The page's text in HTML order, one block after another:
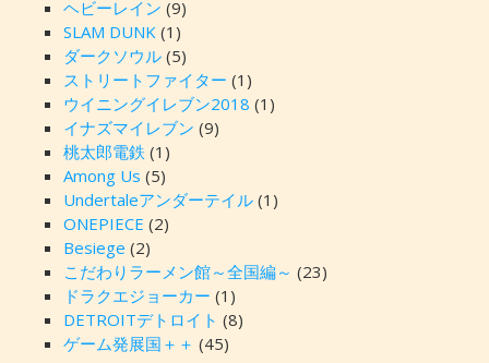
ヘビーレイン (9)
SLAM DUNK(1)
ダークソウル(5)
ストリートファイター (1)
ウイニングイレブン2018 (1)
イナズマイレブン (9)
桃太郎電鉄 (1)
Among Us (5)
Undertaleアンダーテイル(1)
ONEPIECE (2)
Besiege (2)
こだわりラーメン館～全国編～ (23)
ドラクエジョーカー (1)
DETROITデトロイト (8)
ゲーム発展国＋＋ (45)